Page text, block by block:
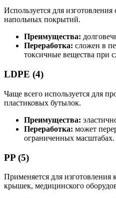
Используется для
напольных покрытий.
Преимущества:
Переработка: сложен в
токсичные вещества при
LDPE (4)
Чаще всего используется для
пластиковых бутылок.
Преимущества:
Переработка: может
ограниченных масштабах.
PP (5)
Применяется для изготовления
крышек, медицинского